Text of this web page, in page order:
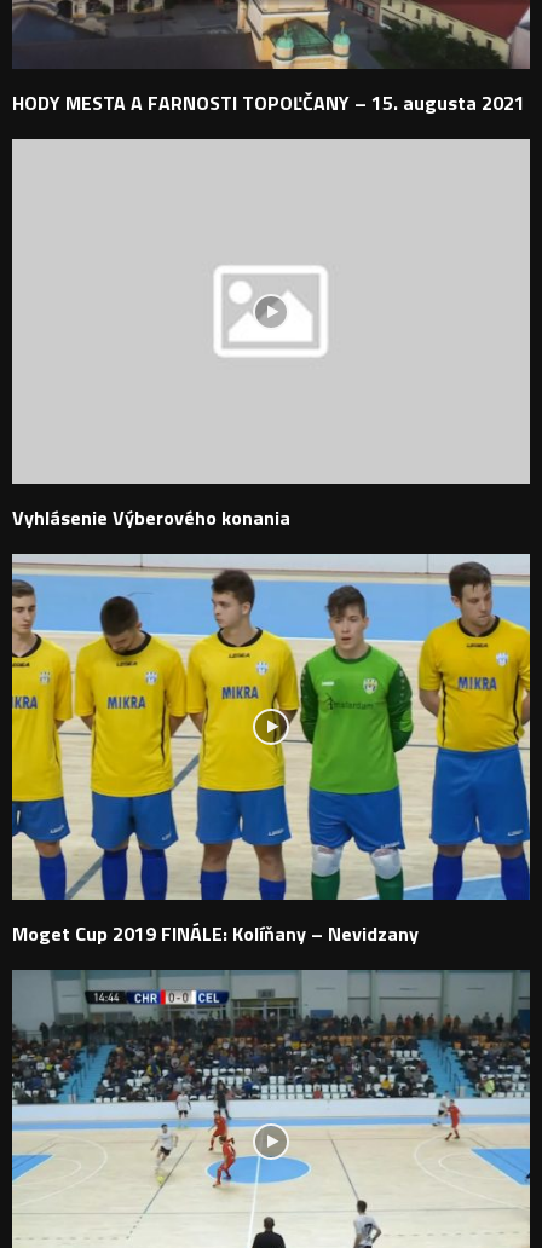
HODY MESTA A FARNOSTI TOPOĽČANY – 15. augusta 2021
Vyhlásenie Výberového konania
Moget Cup 2019 FINÁLE: Kolíňany – Nevidzany